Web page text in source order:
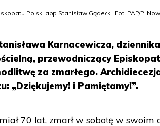
Polski abp Stanisław Gądecki. Fot. PAP/P.
Karnacewicza,
przewodniczący
za zmarłego.
„Dziękujemy! i Pamiętamy!”.
70 lat, zmarł w sobotę w